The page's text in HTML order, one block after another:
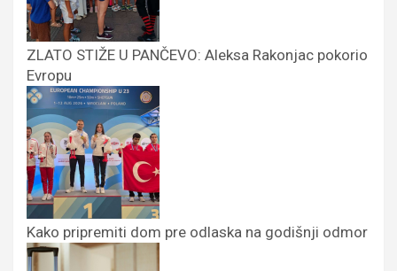
ZLATO STIŽE U PANČEVO: Aleksa Rakonjac pokorio
Evropu
Kako pripremiti dom pre odlaska na godišnji odmor